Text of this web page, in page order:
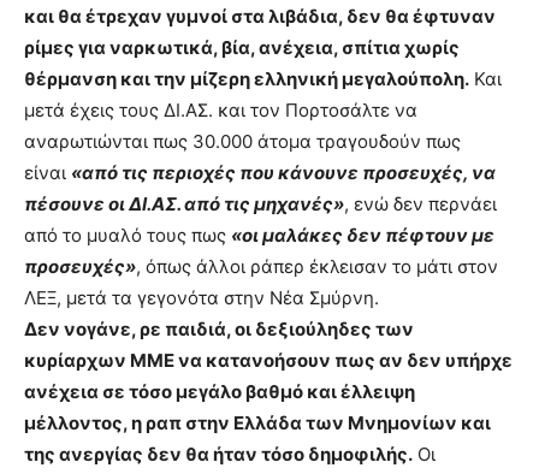
και θα έτρεχαν γυμνοί στα λιβάδια, δεν θα έφτυναν
ρίμες για ναρκωτικά, βία, ανέχεια, σπίτια χωρίς
θέρμανση και την μίζερη ελληνική μεγαλούπολη. Και
μετά έχεις τους ΔΙ.ΑΣ. και τον Πορτοσάλτε να
αναρωτιώνται πως 30.000 άτομα τραγουδούν πως
είναι «από τις περιοχές που κάνουνε προσευχές, να
πέσουνε οι ΔΙ.ΑΣ. από τις μηχανές», ενώ δεν περνάει
από το μυαλό τους πως «οι μαλάκες δεν πέφτουν με
προσευχές», όπως άλλοι ράπερ έκλεισαν το μάτι στον
ΛΕΞ, μετά τα γεγονότα στην Νέα Σμύρνη.
Δεν νογάνε, ρε παιδιά, οι δεξιούληδες των
κυρίαρχων ΜΜΕ να κατανοήσουν πως αν δεν υπήρχε
ανέχεια σε τόσο μεγάλο βαθμό και έλλειψη
μέλλοντος, η ραπ στην Ελλάδα των Μνημονίων και
της ανεργίας δεν θα ήταν τόσο δημοφιλής. Οι